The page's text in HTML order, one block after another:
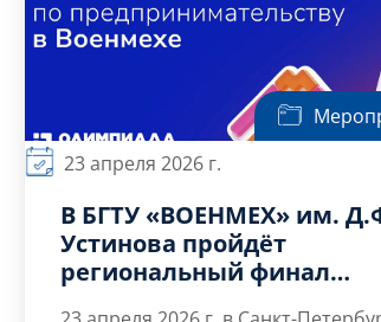
23 апреля 2026 г.
В БГТУ «ВОЕНМЕХ» им.
Устинова пройдёт
региональный финал